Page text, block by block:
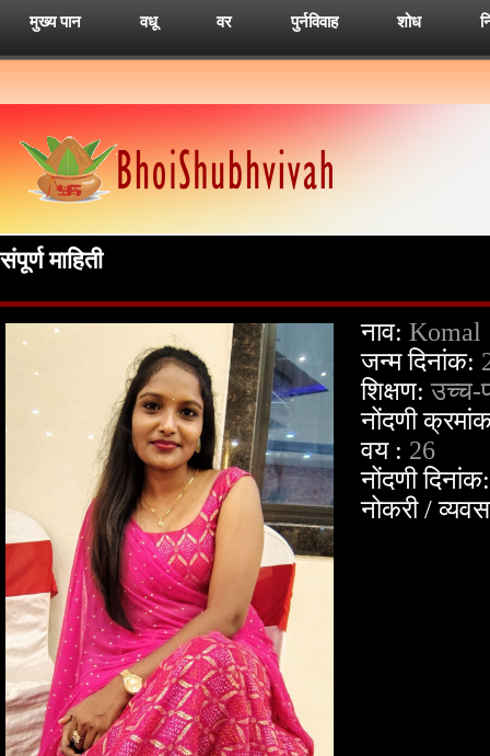
मुख्य पान वधू वर पुर्नविवाह शोध
संपूर्ण माहिती
नाव: Komal
जन्म दिनांक:
शिक्षण:उच्च-
नोंदणी
वय : 26
नोंदणी
नोकरी /